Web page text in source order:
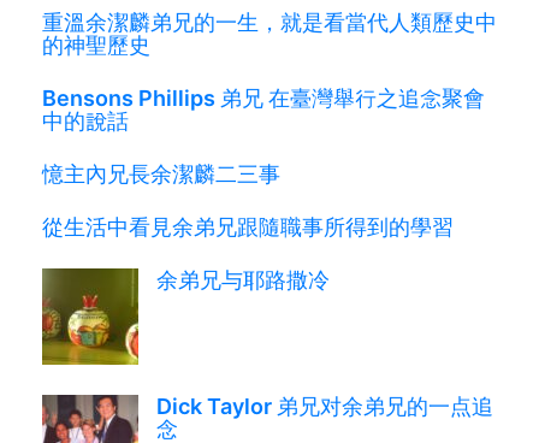
重溫余潔麟弟兄的一生，就是看當代人類歷史中
的神聖歷史
Bensons Phillips 弟兄 在臺灣舉行之追念聚會
中的說話
憶主內兄長余潔麟二三事
從生活中看見余弟兄跟隨職事所得到的學習
余弟兄与耶路撒冷
Dick Taylor 弟兄对余弟兄的一点追
念